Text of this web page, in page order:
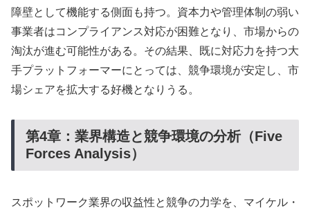
障壁として機能する側面も持つ。資本力や管理体制の弱い
事業者はコンプライアンス対応が困難となり、市場からの
淘汰が進む可能性がある。その結果、既に対応力を持つ大
手プラットフォーマーにとっては、競争環境が安定し、市
場シェアを拡大する好機となりうる。
第4章：業界構造と競争環境の分析（Five
Forces Analysis）
スポットワーク業界の収益性と競争の力学を、マイケル・